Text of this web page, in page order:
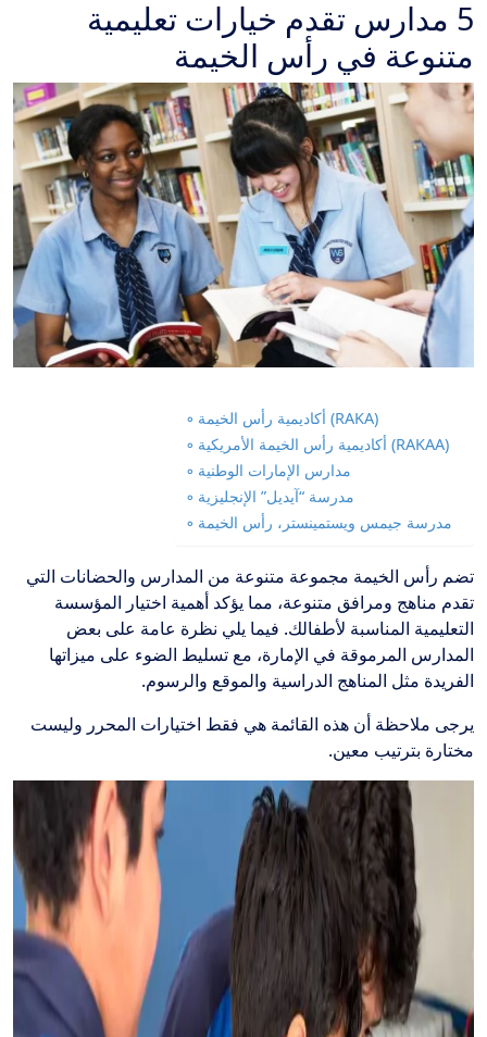
5 مدارس تقدم خيارات تعليمية
متنوعة في رأس الخيمة
أكاديمية رأس الخيمة (RAKA)
أكاديمية رأس الخيمة الأمريكية (RAKAA)
مدارس الإمارات الوطنية
مدرسة “آيديل” الإنجليزية
مدرسة جيمس ويستمينستر، رأس الخيمة
تضم رأس الخيمة مجموعة متنوعة من المدارس والحضانات التي
تقدم مناهج ومرافق متنوعة، مما يؤكد أهمية اختيار المؤسسة
التعليمية المناسبة لأطفالك. فيما يلي نظرة عامة على بعض
المدارس المرموقة في الإمارة، مع تسليط الضوء على ميزاتها
الفريدة مثل المناهج الدراسية والموقع والرسوم.
يرجى ملاحظة أن هذه القائمة هي فقط اختيارات المحرر وليست
مختارة بترتيب معين.